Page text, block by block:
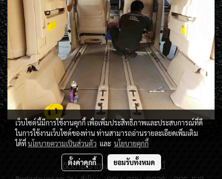
ติดตามเราทางช่องทางต่างๆดังนี้
เว็บไซต์นี้มีการใช้งานคุกกี้ เพื่อเพิ่มประสิทธิภาพและประสบการณ์ที่ดี
ในการใช้งานเว็บไซต์ของท่าน ท่านสามารถอ่านรายละเอียดเพิ่มเติม
ได้ที่นโยบายความเป็นส่วนตัว และ นโยบายคุกกี้
ตั้งค่าคุกกี้ ยอมรับทั้งหมด